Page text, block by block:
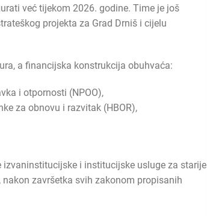
već tijekom 2026. godine. Time je još
projekta za Grad Drniš i cijelu
a financijska konstrukcija obuhvaća:
i otpornosti (NPOO),
za obnovu i razvitak (HBOR),
i institucijske usluge za starije
završetka svih zakonom propisanih